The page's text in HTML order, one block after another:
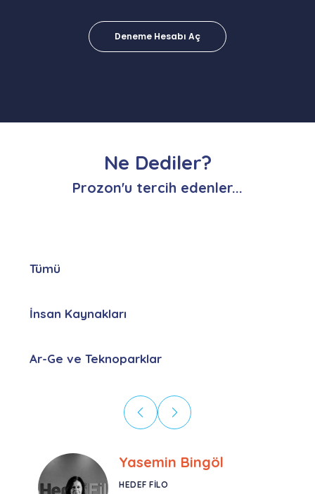
Deneme Hesabı Aç
Ne Dediler?
Prozon'u tercih edenler...
Tümü
İnsan Kaynakları
Ar-Ge ve Teknoparklar
Ebru Kural
CORESYS